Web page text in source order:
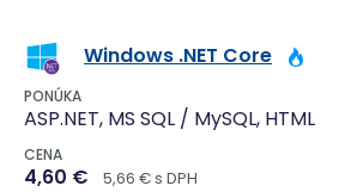
Windows .NET Core
PONÚKA
ASP.NET, MS SQL / MySQL, HTML
CENA
4,60 € 5,66 € s DPH